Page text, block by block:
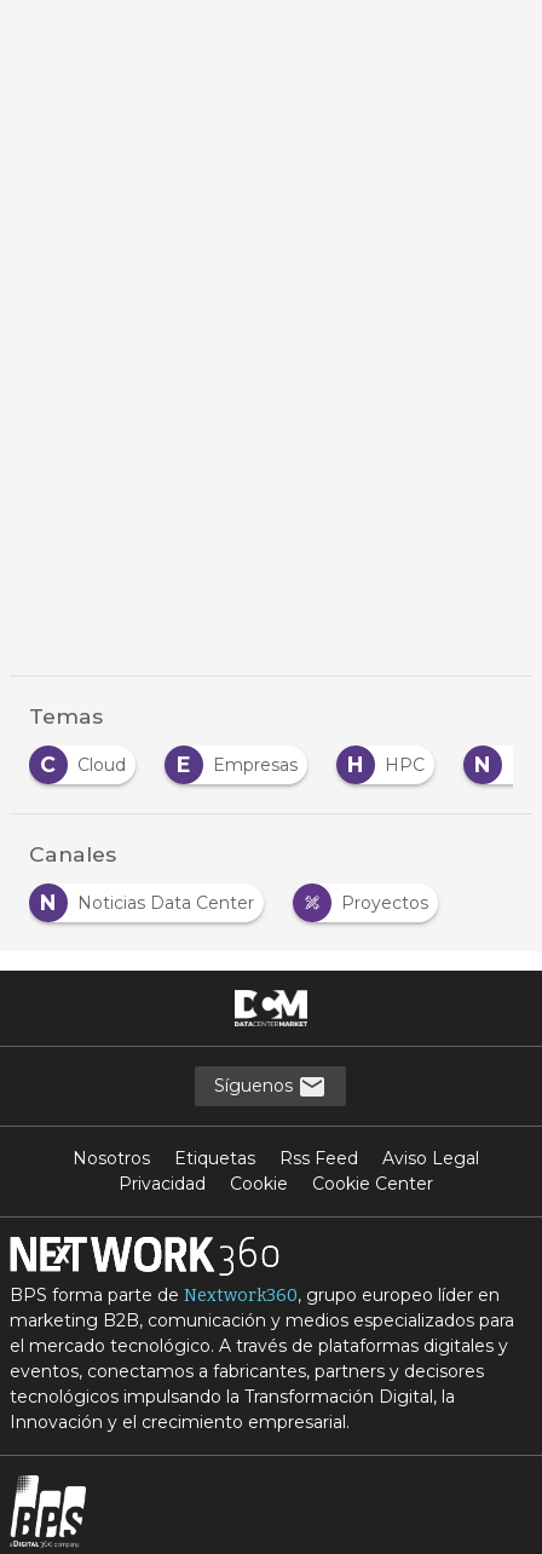
Temas
C
Cloud E Empresas H HPC N
Canales
N
Noticias Data Center Proyectos
Síguenos
Nosotros Etiquetas Rss Feed
Aviso Legal
Privacidad
Cookie Cookie Center
BPS forma parte de Nextwork360, grupo europeo líder en
marketing B2B, comunicación y medios especializados para
el mercado tecnológico. A través de plataformas digitales y
eventos, conectamos a fabricantes, partners y decisores
tecnológicos impulsando la Transformación Digital, la
Innovación y el crecimiento empresarial.